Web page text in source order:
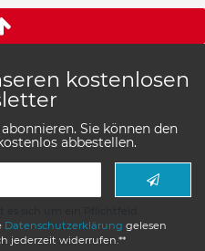
kostenlosen
Sie können den
abbestellen.
Daten­schutz­erklärung gelesen
jederzeit widerrufen.**